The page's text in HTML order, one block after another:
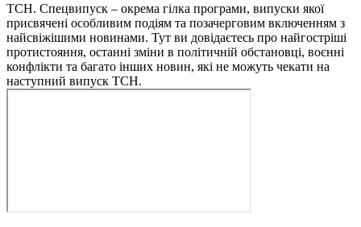
ТСН. Спецвипуск – окрема гілка програми, випуски якої
присвячені особливим подіям та позачерговим включенням з
найсвіжішими новинами. Тут ви довідаєтесь про найгостріші
протистояння, останні зміни в політичній обстановці, воєнні
конфлікти та багато інших новин, які не можуть чекати на
наступний випуск ТСН.